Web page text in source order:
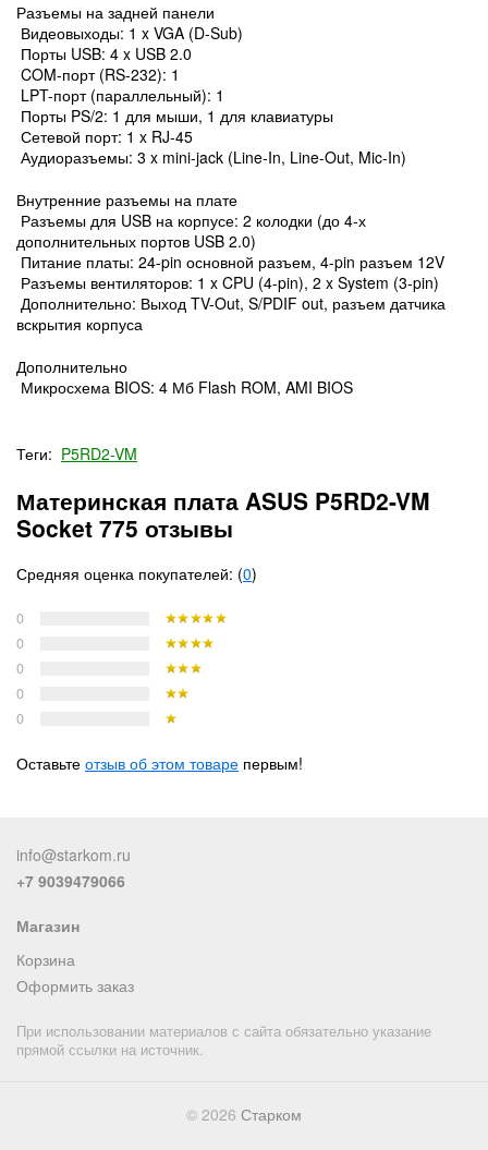
Разъемы на задней панели
Видеовыходы: 1 x VGA (D-Sub)
Порты USB: 4 x USB 2.0
COM-порт (RS-232): 1
LPT-порт (параллельный): 1
Порты PS/2: 1 для мыши, 1 для клавиатуры
Сетевой порт: 1 x RJ-45
Аудиоразъемы: 3 x mini-jack (Line-In, Line-Out, Mic-In)
Внутренние разъемы на плате
Разъемы для USB на корпусе: 2 колодки (до 4-х
дополнительных портов USB 2.0)
Питание платы: 24-pin основной разъем, 4-pin разъем 12V
Разъемы вентиляторов: 1 x CPU (4-pin), 2 x System (3-pin)
Дополнительно: Выход TV-Out, S/PDIF out, разъем датчика
вскрытия корпуса
Дополнительно
Микросхема BIOS: 4 Мб Flash ROM, AMI BIOS
Теги: P5RD2-VM
Материнская плата ASUS P5RD2-VM
Socket 775 отзывы
Средняя оценка покупателей: (0)
0
0
0
0
0
Оставьте отзыв об этом товаре первым!
info@starkom.ru
+7 9039479066
Магазин
Корзина
Оформить заказ
При использовании материалов с сайта обязательно указание
прямой ссылки на источник.
© 2026 Старком